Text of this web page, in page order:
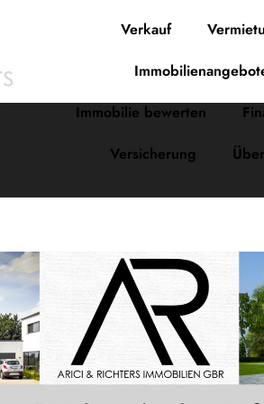
Verkauf
Immobilie bewerten
Versicherung